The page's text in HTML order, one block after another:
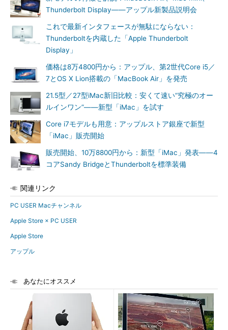
Thunderbolt Display――アップル新製品説明会
これで最新インタフェースが無駄にならない：
Thunderboltを内蔵した「Apple Thunderbolt
Display」
価格は8万4800円から：アップル、第2世代Core i5／
7とOS X Lion搭載の「MacBook Air」を発売
21.5型／27型iMac新旧比較：安くて速い“究極のオー
ルインワン”――新型「iMac」を試す
Core i7モデルも用意：アップルストア銀座で新型
「iMac」販売開始
販売開始、10万8800円から：新型「iMac」発表――4
コアSandy BridgeとThunderboltを標準装備
関連リンク
PC USER Macチャンネル
Apple Store × PC USER
Apple Store
アップル
あなたにオススメ